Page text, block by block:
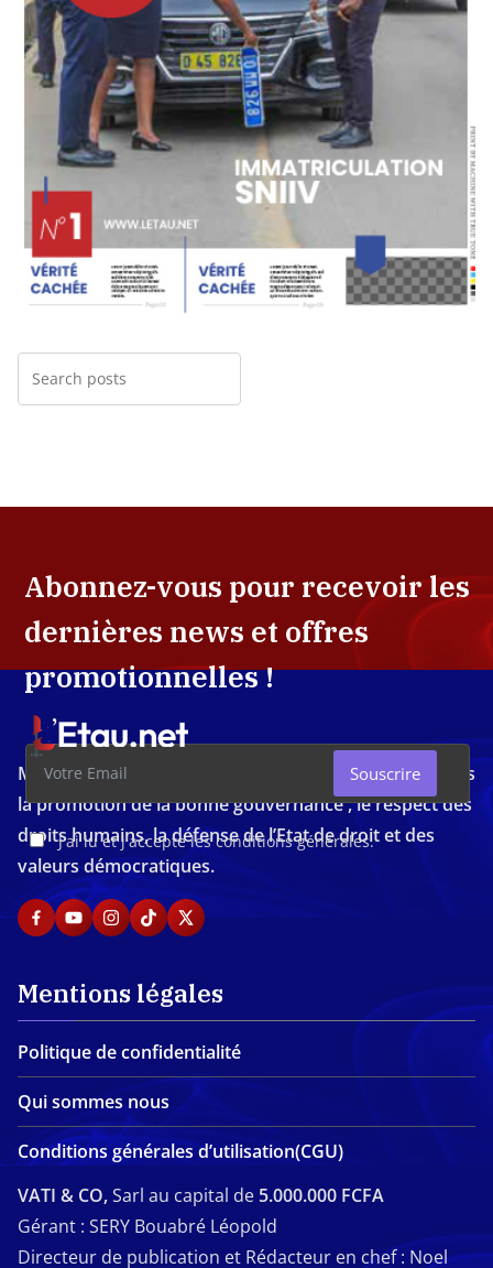
Abonnez-vous pour recevoir les
dernières news et offres
promotionnelles !
J'ai lu et j'accepte les conditions générales.
Souscrire
Média d'investigation ivoirien résolument engagé dans
la promotion de la bonne gouvernance , le respect des
droits humains, la défense de l’Etat de droit et des
valeurs démocratiques.
Mentions légales
Politique de confidentialité
Qui sommes nous
Conditions générales d’utilisation(CGU)
VATI & CO,Sarl au capital de 5.000.000 FCFA
Gérant : SERY Bouabré Léopold
Directeur de publication et Rédacteur en chef : Noel